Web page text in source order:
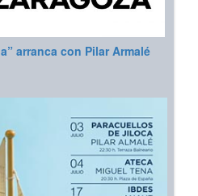
arranca con Pilar Armalé